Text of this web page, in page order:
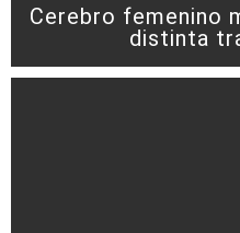
Cerebro femenino
distinta